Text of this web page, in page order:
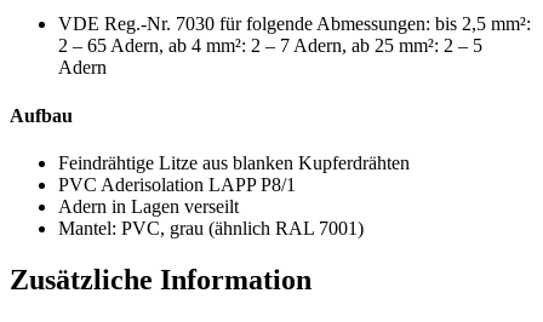
VDE Reg.-Nr. 7030 für folgende Abmessungen: bis 2,5 mm²:
2 – 65 Adern, ab 4 mm²: 2 – 7 Adern, ab 25 mm²: 2 – 5
Adern
Aufbau
Feindrähtige Litze aus blanken Kupferdrähten
PVC Aderisolation LAPP P8/1
Adern in Lagen verseilt
Mantel: PVC, grau (ähnlich RAL 7001)
Zusätzliche Information